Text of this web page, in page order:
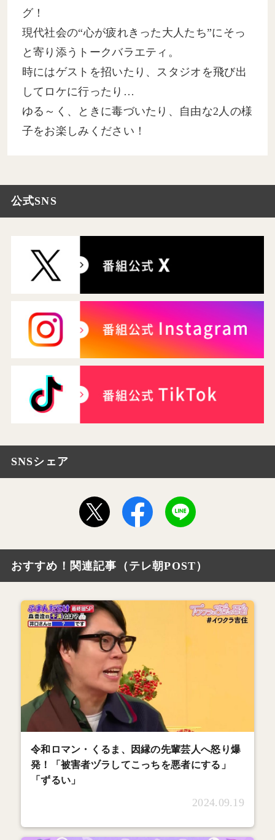
グ！
現代社会の“心が疲れきった大人たち”にそっ
と寄り添うトークバラエティ。
時にはゲストを招いたり、スタジオを飛び出
してロケに行ったり…
ゆる～く、ときに毒づいたり、自由な2人の様
子をお楽しみください！
公式SNS
SNSシェア
おすすめ！関連記事（テレ朝POST）
令和ロマン・くるま、因縁の先輩芸人へ怒り爆
発！「被害者ヅラしてこっちを悪者にする」
「ずるい」
2024.09.19